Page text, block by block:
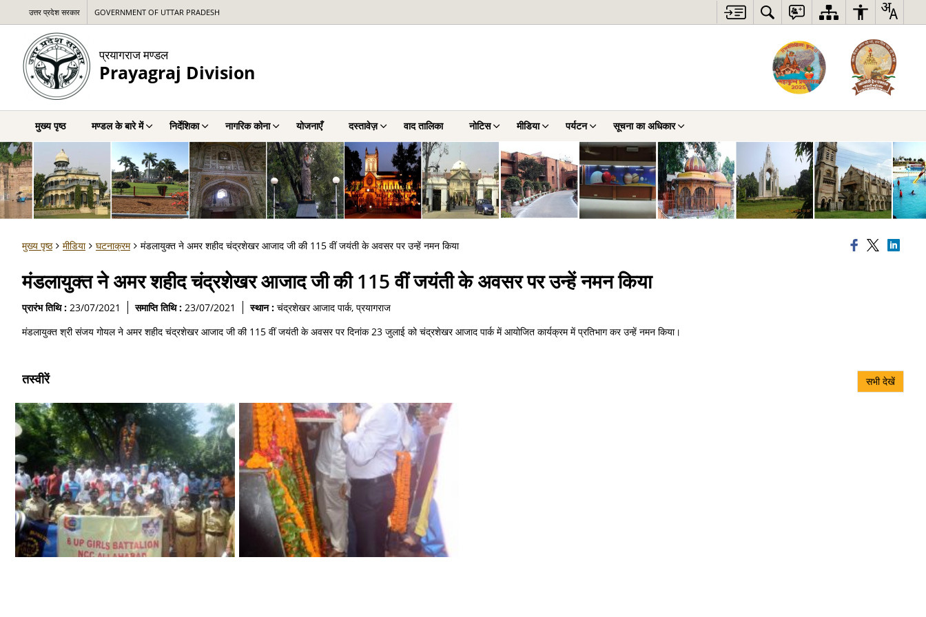
उत्तर प्रदेश सरकार GOVERNMENT OF UTTAR PRADESH
प्रयागराज मण्डल
Prayagraj Division
मुख्य पृष्ठ मण्डल के बारे में निर्देशिका नागरिक कोना योजनाएँ दस्तावेज़ वाद तालिका नोटिस मीडिया पर्यटन सूचना का अधिकार
मुख्य पृष्ठ मीडिया घटनाक्रम मंडलायुक्त ने अमर शहीद चंद्रशेखर आजाद जी की 115 वीं जयंती के अवसर पर उन्हें नमन किया
मंडलायुक्त ने अमर शहीद चंद्रशेखर आजाद जी की 115 वीं जयंती के अवसर पर उन्हें नमन किया
प्रारंभ तिथि : 23/07/2021 समाप्ति तिथि : 23/07/2021 स्थान : चंद्रशेखर आजाद पार्क, प्रयागराज
मंडलायुक्त श्री संजय गोयल ने अमर शहीद चंद्रशेखर आजाद जी की 115 वीं जयंती के अवसर पर दिनांक 23 जुलाई को चंद्रशेखर आजाद पार्क में आयोजित कार्यक्रम में प्रतिभाग कर उन्हें नमन किया।
तस्वीरें सभी देखें